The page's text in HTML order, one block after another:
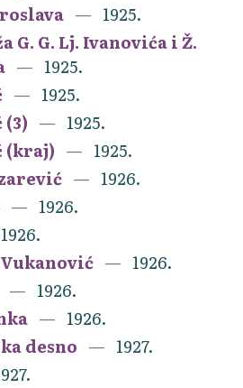
1925.
G. G. Lj. Ivanovića i Ž.
1925.
1925.
1925.
(kraj)
1925.
1926.
1926.
1926.
Vukanović
1926.
1926.
1926.
desno
1927.